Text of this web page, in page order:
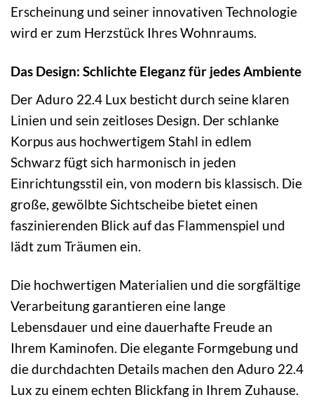
Erscheinung und seiner innovativen Technologie
wird er zum Herzstück Ihres Wohnraums.
Das Design: Schlichte Eleganz für jedes Ambiente
Der Aduro 22.4 Lux besticht durch seine klaren
Linien und sein zeitloses Design. Der schlanke
Korpus aus hochwertigem Stahl in edlem
Schwarz fügt sich harmonisch in jeden
Einrichtungsstil ein, von modern bis klassisch. Die
große, gewölbte Sichtscheibe bietet einen
faszinierenden Blick auf das Flammenspiel und
lädt zum Träumen ein.
Die hochwertigen Materialien und die sorgfältige
Verarbeitung garantieren eine lange
Lebensdauer und eine dauerhafte Freude an
Ihrem Kaminofen. Die elegante Formgebung und
die durchdachten Details machen den Aduro 22.4
Lux zu einem echten Blickfang in Ihrem Zuhause.